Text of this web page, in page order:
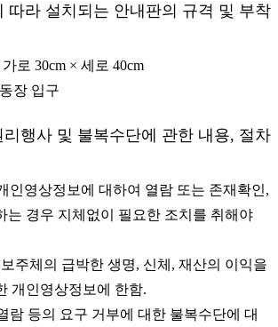
따라 설치되는 안내판의 규격 및 부착
로 30cm × 세로 40cm
장 입구
리행사 및 불복수단에 관한 내용, 절차
인영상정보에 대하여 열람 또는 존재확인,
는 경우 지체없이 필요한 조치를 취해야
주체의 급박한 생명, 신체, 재산의 이익을
개인영상정보에 한함.
람 등의 요구 거부에 대한 불복수단에 대